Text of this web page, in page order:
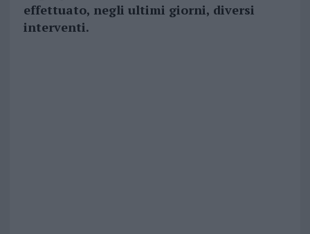
effettuato, negli ultimi giorni, diversi
interventi.